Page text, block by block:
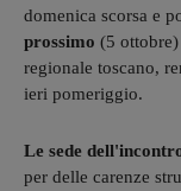
domenica scorsa e
prossimo (5
regionale toscano,
ieri pomeriggio.
Le sede
per delle carenze